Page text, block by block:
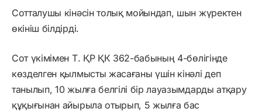
Сотталушы кінәсін толық мойындап, шын жүректен
өкініш білдірді.
Сот үкімімен Т. ҚР ҚК 362-бабының 4-бөлігінде
көзделген қылмысты жасағаны үшін кінәлі деп
танылып, 10 жылға белгілі бір лауазымдарды атқару
құқығынан айырыла отырып, 5 жылға бас